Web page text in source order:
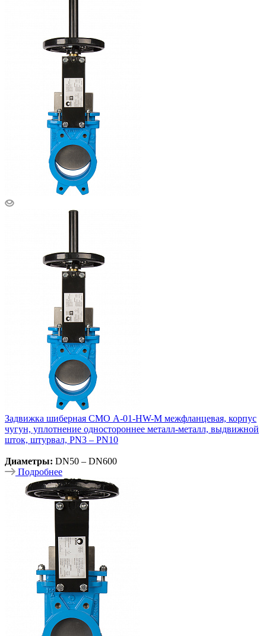
Задвижка шиберная СМО A-01-HW-M межфланцевая, корпус
чугун, уплотнение одностороннее металл-металл, выдвижной
шток, штурвал, PN3 – PN10
Диаметры: DN50 – DN600
Подробнее